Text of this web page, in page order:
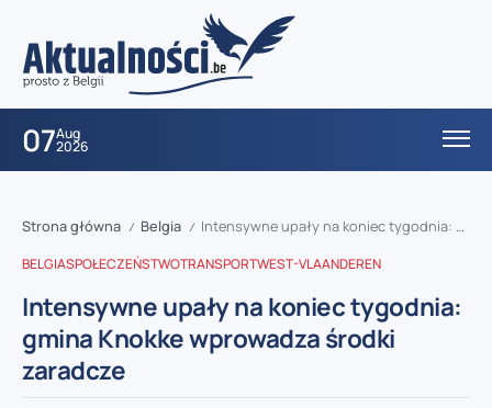
07Aug
2026
Strona główna / Belgia / Intensywne upały na koniec tygodnia: gmina Knokke wprowadza środki zaradcze
BELGIASPOŁECZEŃSTWOTRANSPORTWEST-VLAANDEREN
Intensywne upały na koniec tygodnia:
gmina Knokke wprowadza środki
zaradcze